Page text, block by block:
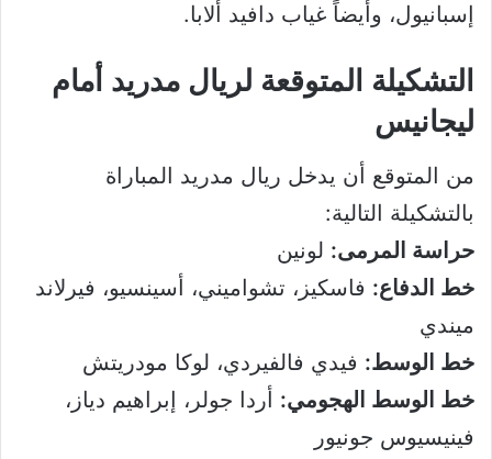
إسبانيول، وأيضاً غياب دافيد ألابا.
التشكيلة المتوقعة لريال مدريد أمام
ليجانيس
من المتوقع أن يدخل ريال مدريد المباراة
بالتشكيلة التالية:
حراسة المرمى: لونين
خط الدفاع: فاسكيز، تشواميني، أسينسيو، فيرلاند
ميندي
خط الوسط: فيدي فالفيردي، لوكا مودريتش
خط الوسط الهجومي: أردا جولر، إبراهيم دياز،
فينيسيوس جونيور